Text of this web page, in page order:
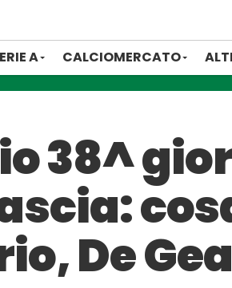
A CALCIOMERCATO
38^
De